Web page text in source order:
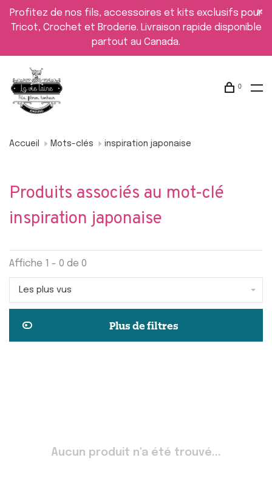
Profitez de nos fils, accessoires et kits exclusifs pour
Tricot, Crochet et Broderie. Livraison rapide disponible
partout au Canada.
0
Accueil Mots-clés inspiration japonaise
Produits associés au mot-clé
inspiration japonaise
Affiche 1 - 0 de 0
Les plus vus
Plus de filtres
Aucun produit n'a été trouvé...